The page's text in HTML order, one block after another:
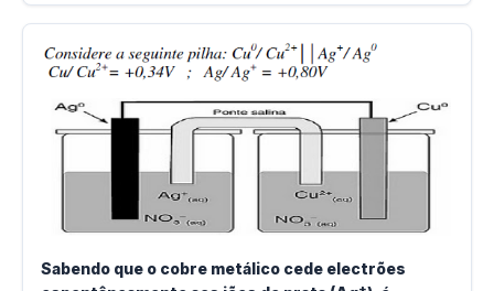
Sabendo que o cobre metálico cede electrões